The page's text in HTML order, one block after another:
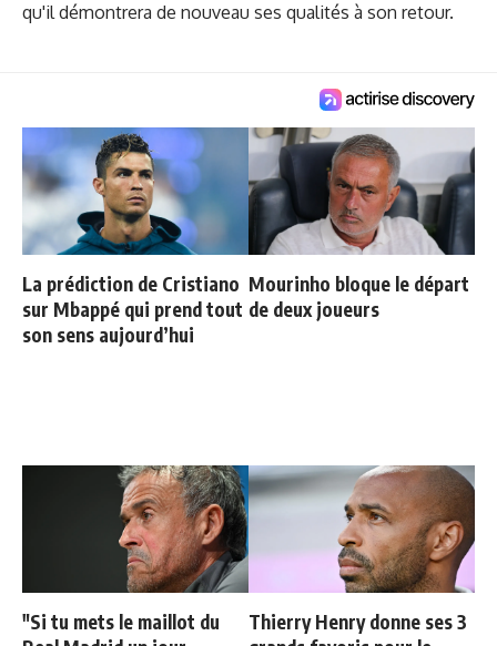
qu'il démontrera de nouveau ses qualités à son retour.
La prédiction de Cristiano
sur Mbappé qui prend tout
son sens aujourd’hui
Mourinho bloque le départ
de deux joueurs
"Si tu mets le maillot du
Thierry Henry donne ses 3